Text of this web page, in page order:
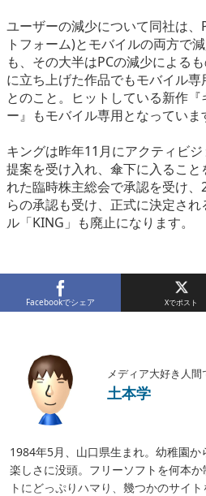
ユーザーの減少について同社は、
トフォーム)とモバイルの両方で
も、その大半はPCの減少による
に立ち上げた作品でもモバイル
とのこと。ヒットしている新作
ー』もモバイル専用となっていま
キングは昨年11月にアクティビ
提案を受け入れ、傘下に入るこ
れた臨時株主総会で承認を受け
らの承認も受け、正式に決定さ
ル「KING」も廃止になります。
Facebookでシェア
メディア大好き人間
土本学
1984年5月、山口県生まれ。幼稚園か
楽しさに没頭。フリーソフトを何本
トにどっぷりハマり、幾つかのサイ